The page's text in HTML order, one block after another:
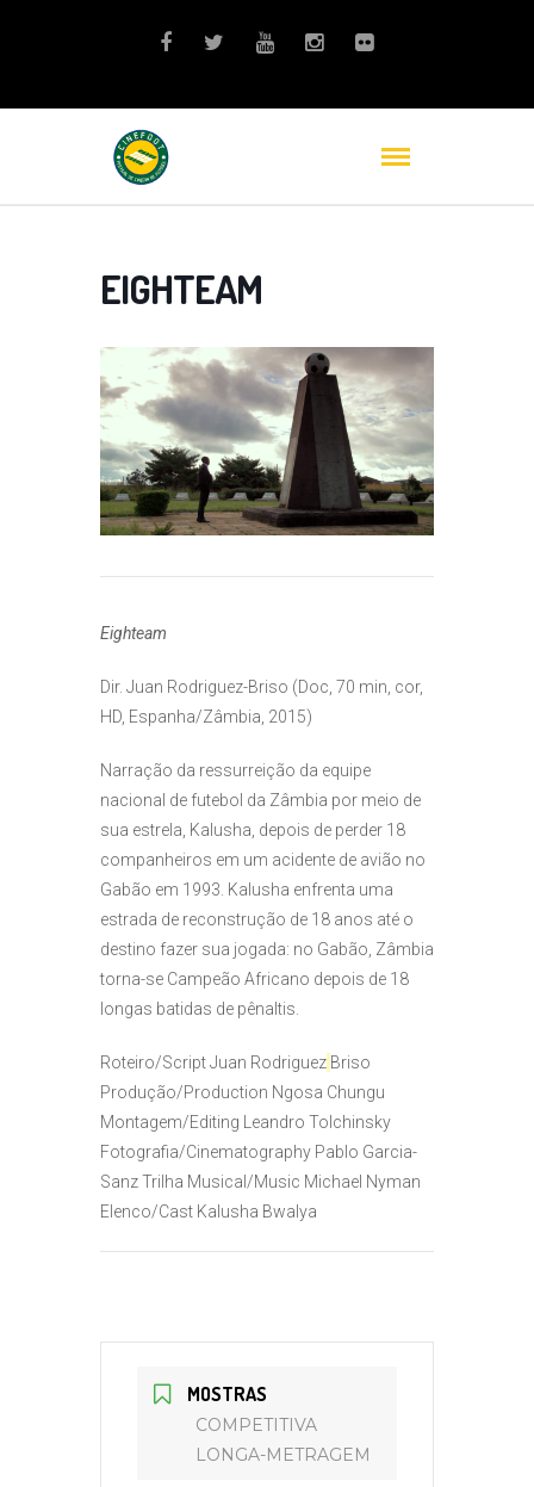
EIGHTEAM
Eighteam
Dir. Juan Rodriguez-Briso (Doc, 70 min, cor,
HD, Espanha/Zâmbia, 2015)
Narração da ressurreição da equipe
nacional de futebol da Zâmbia por meio de
sua estrela, Kalusha, depois de perder 18
companheiros em um acidente de avião no
Gabão em 1993. Kalusha enfrenta uma
estrada de reconstrução de 18 anos até o
destino fazer sua jogada: no Gabão, Zâmbia
torna-se Campeão Africano depois de 18
longas batidas de pênaltis.
Roteiro/ScriptJuan Rodriguez Briso
Produção/Production Ngosa Chungu
Montagem/Editing Leandro Tolchinsky
Fotografia/Cinematography Pablo Garcia-
SanzTrilha Musical/Music Michael Nyman
Elenco/Cast Kalusha Bwalya
MOSTRAS
COMPETITIVA
LONGA-METRAGEM